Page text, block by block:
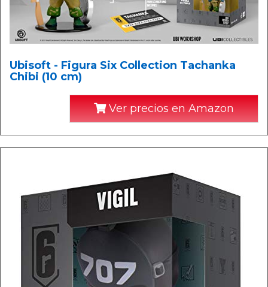
Ubisoft - Figura Six Collection Tachanka
Chibi (10 cm)
Ver precios en Amazon